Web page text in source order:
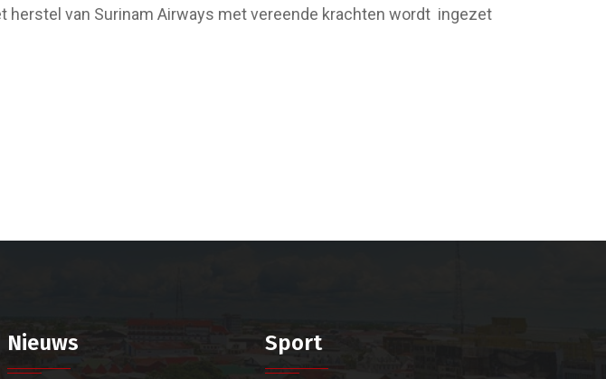
herstel van Surinam Airways met vereende krachten wordt ingezet
Nieuws Sport